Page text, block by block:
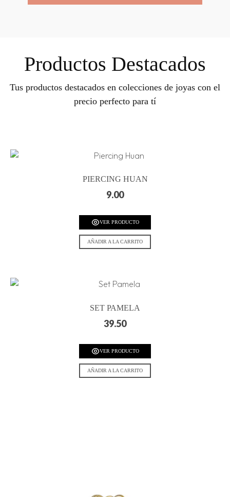
Productos Destacados
Tus productos destacados en colecciones de joyas con el
precio perfecto para tí
PIERCING HUAN
9.00
VER PRODUCTO
AÑADIR A LA CARRITO
SET PAMELA
39.50
VER PRODUCTO
AÑADIR A LA CARRITO